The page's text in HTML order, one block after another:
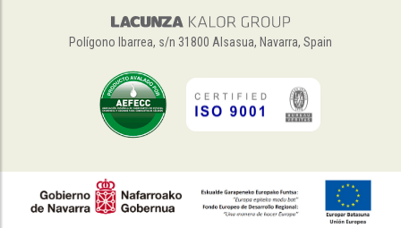
Polígono Ibarrea, s/n 31800 Alsasua, Navarra, Spain